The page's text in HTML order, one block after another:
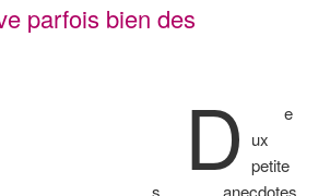
parfois bien des
D
e
ux
petite
s anecdotes